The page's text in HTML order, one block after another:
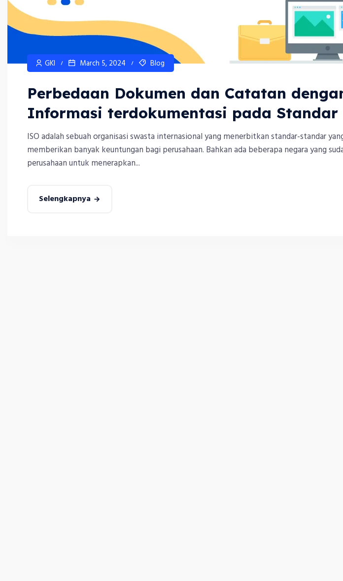
GKI March 5, 2024 Blog
Perbedaan Dokumen dan Catatan
Informasi terdokumentasi pada Standar
ISO adalah sebuah organisasi swasta internasional yang menerbitkan standar-standar
memberikan banyak keuntungan bagi perusahaan. Bahkan ada beberapa negara yang
perusahaan untuk menerapkan...
Selengkapnya